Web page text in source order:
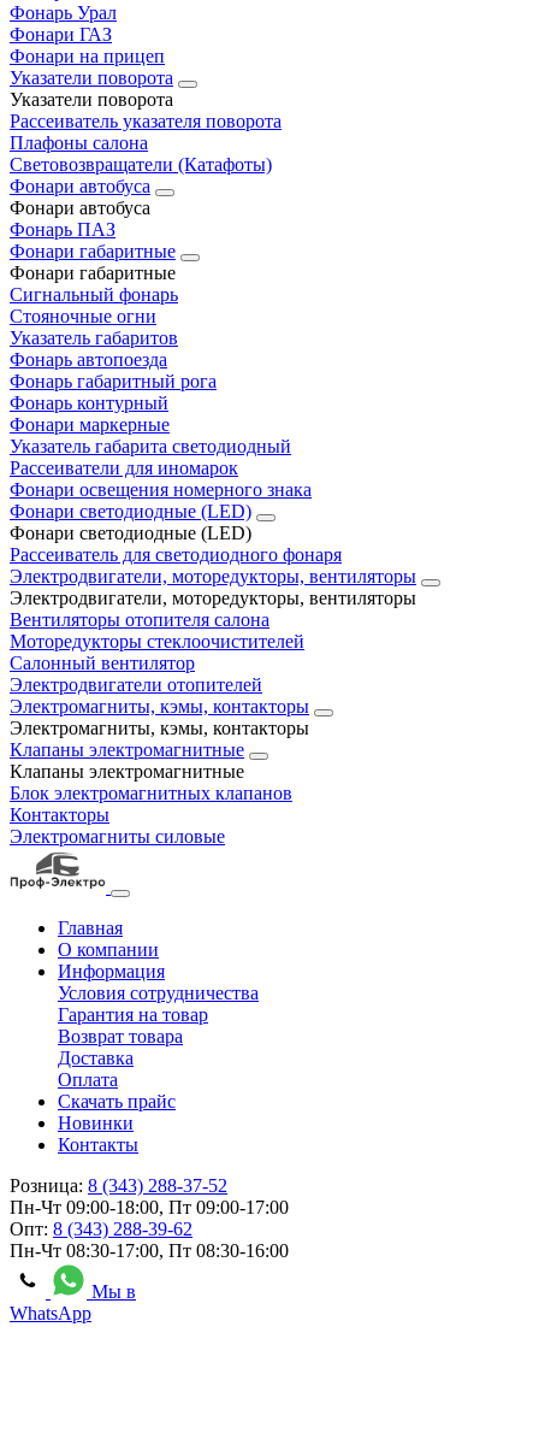
Фонарь Урал
Фонари ГАЗ
Фонари на прицеп
Указатели поворота
Указатели поворота
Рассеиватель указателя поворота
Плафоны салона
Световозвращатели (Катафоты)
Фонари автобуса
Фонари автобуса
Фонарь ПАЗ
Фонари габаритные
Фонари габаритные
Сигнальный фонарь
Стояночные огни
Указатель габаритов
Фонарь автопоезда
Фонарь габаритный рога
Фонарь контурный
Фонари маркерные
Указатель габарита светодиодный
Рассеиватели для иномарок
Фонари освещения номерного знака
Фонари светодиодные (LED)
Фонари светодиодные (LED)
Рассеиватель для светодиодного фонаря
Электродвигатели, моторедукторы, вентиляторы
Электродвигатели, моторедукторы, вентиляторы
Вентиляторы отопителя салона
Моторедукторы стеклоочистителей
Салонный вентилятор
Электродвигатели отопителей
Электромагниты, кэмы, контакторы
Электромагниты, кэмы, контакторы
Клапаны электромагнитные
Клапаны электромагнитные
Блок электромагнитных клапанов
Контакторы
Электромагниты силовые
Главная
О компании
Информация
Условия сотрудничества
Гарантия на товар
Возврат товара
Доставка
Оплата
Скачать прайс
Новинки
Контакты
Розница: 8 (343) 288-37-52
Пн-Чт 09:00-18:00, Пт 09:00-17:00
Опт: 8 (343) 288-39-62
Пн-Чт 08:30-17:00, Пт 08:30-16:00
Мы в
WhatsApp